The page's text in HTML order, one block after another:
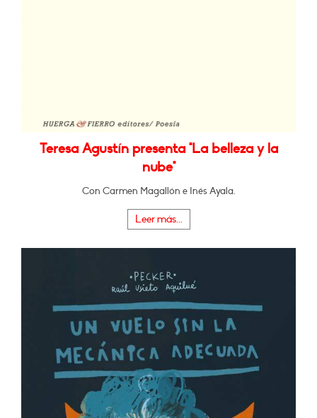
Teresa Agustín presenta "La belleza y la
nube"
Con Carmen Magallón e Inés Ayala.
Leer más...